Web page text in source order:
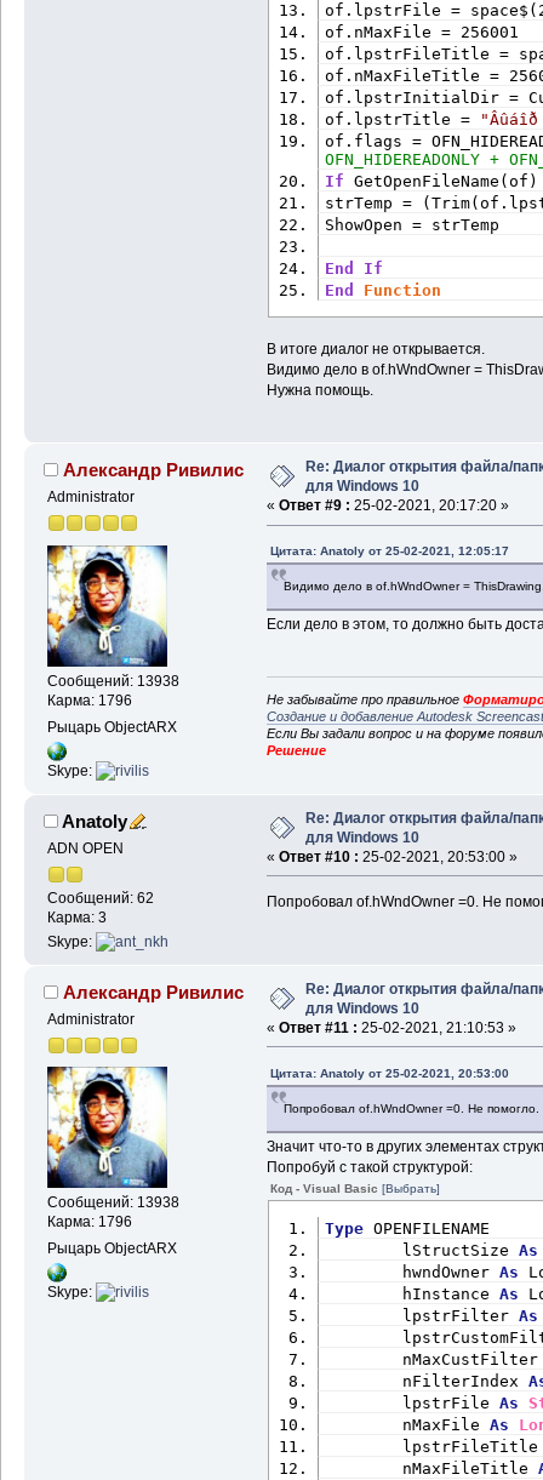
sInitFolder =
' Note VBA windows
property.
bi.hWndOwner = 0
bi.pidlRoot = 0 'ppidl
bi.pszDisplayName =
bi.lpszTitle =
If
pItem =
If pItem
If
ReturnPath =
vbNullChar) - 1)
CoTaskMemFree pItem
End If
End
If ReturnPath <> ""
If Right$(ReturnPath,
ReturnPath =
End If
FolderBrowse =
End Function
Private
Function
ByVal uMsg
sData As String) As
If uMsg =
SendMessageA hWnd,
End Function
Private Function
LongPtr) As LongPtr
PtrToFunction =
End Function
Private Function
String
If Right$(sPath, 1) =
If Len(sPath) > 3
- 1) ' Strip backslash
If Len(sPath) = 2
backslash to root
CorrectPath = sPath
Function
Function
As
Boolean
As
Long
Resume
Next
att =
Err.Number = 0 Then
of.lpstrFile =
of.nMaxFile = 256001
of.lpstrFileTitle =
of.nMaxFileTitle =
of.lpstrInitialDir =
of.lpstrTitle =
of.flags =
OFN_HIDEREADONLY +
If
strTemp =
ShowOpen = strTemp
End
If
End
Function
В итоге диалог не открывается.
Видимо дело в of.hWndOwner =
Нужна помощь.
Александр Ривилис
Administrator
Сообщений: 13938
Карма: 1796
Рыцарь ObjectARX
Skype:
Re: Диалог открытия файла/
для Windows 10
« Ответ #9 : 25-02-2021, 20:17:20 »
Цитата: Anatoly от 25-02-2021, 12:05:17
Видимо дело в of.hWndOwner =
Если дело в этом, то должно быть
Не забывайте про правильное
Создание и добавление Autodesk
Если Вы задали вопрос и на форуме
Решение
Anatoly
ADN OPEN
Сообщений: 62
Карма: 3
Skype:
Re: Диалог открытия файла/
для Windows 10
« Ответ #10 : 25-02-2021, 20:53:00 »
Попробовал of.hWndOwner =0. Не
Александр Ривилис
Administrator
Сообщений: 13938
Карма: 1796
Рыцарь ObjectARX
Skype:
Re: Диалог открытия файла/
для Windows 10
« Ответ #11 : 25-02-2021, 21:10:53 »
Цитата: Anatoly от 25-02-2021, 20:53:00
Попробовал of.hWndOwner =0. Не помогло.
Значит что-то в других элементах
Попробуй с такой структурой:
Код - Visual Basic [Выбрать]
Type OPENFILENAME
lStructSize As
hwndOwner As
hInstance As
lpstrFilter As
nFilterIndex
lpstrFile As
nMaxFile As
nMaxFileTitle